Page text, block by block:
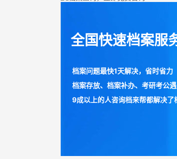
全国快速档案服
档案问题最快1天解决，省时省力
档案存放、档案补办、考研考公
9成以上的人咨询档来帮都解决了